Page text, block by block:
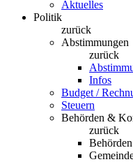
Aktuelles
Politik
zurück
Abstimmungen
zurück
Infos
Budget /
Steuern
Behörden &
zurück